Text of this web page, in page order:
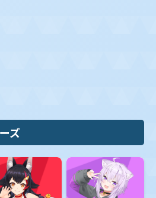
ッキ 紫 癒月ちょこ
ッキ 青 猫又おかゆ
ッキ 赤 百鬼あやめ
デッキ「ときのそら&AZKi」
ズ